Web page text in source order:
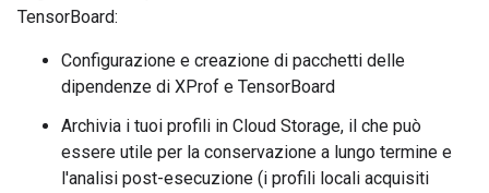
TensorBoard:
Configurazione e creazione di pacchetti delle
dipendenze di XProf e TensorBoard
Archivia i tuoi profili in Cloud Storage, il che può
essere utile per la conservazione a lungo termine e
l'analisi post-esecuzione (i profili locali acquisiti